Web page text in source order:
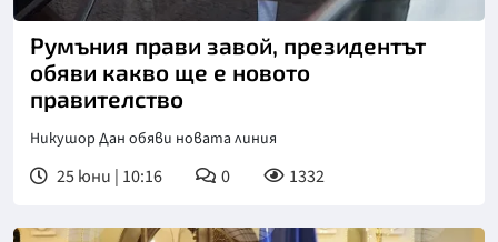
Румъния прави завой, президентът
обяви какво ще е новото
правителство
Никушор Дан обяви новата линия
25 юни | 10:16 0 1332